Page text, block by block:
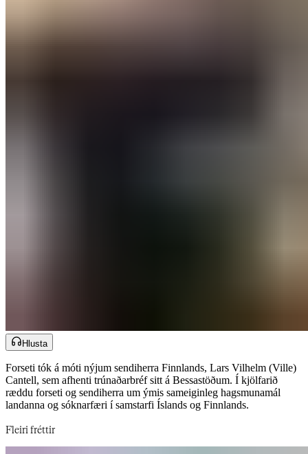
Hlusta
Forseti tók á móti nýjum sendiherra Finnlands, Lars Vilhelm (Ville)
Cantell, sem afhenti trúnaðarbréf sitt á Bessastöðum. Í kjölfarið
ræddu forseti og sendiherra um ýmis sameiginleg hagsmunamál
landanna og sóknarfæri í samstarfi Íslands og Finnlands.​​​​‌ ‍ ​‍​‍‌‍ ‌ ​‍‌‍‍‌‌‍‌ ‌‍‍‌‌‍ ‍​‍​‍​ ‍‍​‍​‍‌ ​ ‌‍​‌‌‍ ‍‌‍‍‌‌ ‌​‌ ‍‌​‍ ‍‌‍‍‌‌‍ ​‍​‍​‍ ​​‍​‍‌‍‍​‌ ​‍‌‍‌‌‌‍‌‍​‍​‍​ ‍‍​‍​‍‌‍‍​‌ ‌​‌ ‌​‌ ​​‌ ​ ​‍ ​‍ ‌‍‌‍‌‍ ‌ ​‍‌ ​ ‌‍‌‌‌ ‌​‌‍‍‌​‍ ‌‌‍‍‌‌ ​ ‌‍ ​‌‍​‌‌‍ ‍‌‍‌​‌ ​ ​‍ ‍‌ ‌‍‌‍‌‌‌ ​‍‌‍​ ‌‍‌‌‌‍ ​​‍ ‍‌‍​‌‌ ​​‌ ​​​‍ ‌ ​ ‌ ‌​‌ ‌‌‌‍‌​‌‍‍‌‌‍ ​‍ ‌‍‍‌‌‍ ‍‌ ‌​‌‍‌‌‌‍ ‍‌ ‌​​‍ ‌‍‌‌‌‍‌​‌‍‍‌‌ ‌​​‍ ‌‍ ‌‌‍ ‌‍‌​‌‍‌‌​ ‌‌ ​​‌ ​‍‌‍‌‌‌ ​ ‌‍‌‌‌‍ ‍‌ ‌​‌‍​‌‌ ‌​‌‍‍‌‌‍ ‌‍ ‍​ ‍ ‌‍‍‌‌‍‌​​ ‌‌ ​ ‌​‍‌‌​‌​‌‍‍​‌​​‌‌‍‌​‌‍​ ​ ‌‌‌‌‌​‌​​ ‌‌‍​‌‌​ ‌‌‌‌‌​‍‌​ ‌​‌​ ‌​ ​ ‌‌​ ‌‌‌​‌​‌ ‌ ‌ ‌​ ​​ ‍ ‌ ‌​‌ ‍‌‌ ​​‌‍‌‌​ ‌‌‍ ‍‌‍‌‌‌ ‌ ‌ ​ ​ ‍ ‌ ​​‌‍​‌‌ ‌​‌‍‍​​ ‌‌ ​​‌‍​‌‌‍‌ ‌‍‌‌‌​​‍‌ ‌‌‌‍‍‌‌‍ ​‌‍‌​‌‍‌‌‌ ​‍​‍‌‌​ ‌‌‌​​‍‌‌ ‌‍‍ ‌‍‌‌‌ ‍‌​‍‌‌​ ​ ‌​‌​​‍‌‌​ ​ ‌​‌​​‍‌‌​ ​‍​ ​‍‌ ​‍‌‍‍‌‌‍​ ‌‍‍​‌ ‌​‌‍‌‌‌ ‍​‌ ‌​​‍ ‌‌ ‌‍‌ ‌‍​ ​‌​ ​​‌ ‍‍‌‍‌‌‌ ​‌​ ‌ ‌ ​ ​‍‌‌​ ​‍​ ​‍​‍‌‌​ ‌‌‌​‌​​‍ ‍‌‍​ ‌‍ ‌‍ ‍‌ ‌​‌‍‌‌‌‍ ‍‌ ‌​​‍‌‌​ ‌‌‌​​‍‌‌ ‌‍‍ ‌‍‌‌‌ ‍‌​‍‌‌​ ​ ‌​‌​​‍‌‌​ ​ ‌​‌​​‍‌‌​ ​‍​ ​‍​ ‍‌​ ‍‌​ ‍‌​ ‌‌‌‍‌‌​ ‍​‌‍‌‌​ ‌‌‌‍​ ‌‍​ ​ ‍‌​ ​‌​‍‌‌​ ​‍​ ​‍​‍‌‌​ ‌‌‌​‌​​‍ ‍‌‍​ ‌‍‍​‌‍‍‌‌‍ ​‌‍‌​‌ ​‍‌‍‌‌‌‍ ‍​‍‌‌​ ‌‌‌​​‍‌‌ ‌‍‍ ‌‍‌‌‌ ‍‌​‍‌‌​ ​ ‌​‌​​‍‌‌​ ​ ‌​‌​​‍‌‌​ ​‍​ ​‍​ ‍‌​ ‍​​ ‍​​ ‍​‌‍​ ​ ‌‌‌‍‌‌‌‍​‌​ ‍​‌‍​‍​ ‌‍​ ​ ​‍‌‌​ ​‍​ ​‍​‍‌‌​ ‌‌‌​‌​​‍ ‍‌ ‌​‌‍‌‌‌ ‍​‌ ‌​​ ‌‍​‍‌‍​‌‌ ​ ‌‍‌‌‌‌‌‌‌ ​‍‌‍ ​​ ‌‌‍‍​‌ ‌​‌ ‌​‌ ​​‌ ​ ​‍‌‌​ ​‍‌​‌‍​‍‌‌​ ​‍‌​‌‍‌‍‌‍‌‍ ‌ ​‍‌ ​ ‌‍‌‌‌ ‌​‌‍‍‌​‍ ‌‌‍‍‌‌ ​ ‌‍ ​‌‍​‌‌‍ ‍‌‍‌​‌ ​ ​‍ ‍‌ ‌‍‌‍‌‌‌ ​‍‌‍​ ‌‍‌‌‌‍ ​​‍ ‍‌‍​‌‌ ​​‌ ​​​‍‌‌​ ​‍‌​‌‍‌ ​ ‌ ‌​‌ ‌‌‌‍‌​‌‍‍‌‌‍ ​‍‌‍‌‍‍‌‌‍‌​​ ‌‌ ​ ‌​‍‌‌​‌​‌‍‍​‌​​‌‌‍‌​‌‍​ ​ ‌‌‌‌‌​‌​​ ‌‌‍​‌‌​ ‌‌‌‌‌​‍‌​ ‌​‌​ ‌​ ​ ‌‌​ ‌‌‌​‌​‌ ‌ ‌ ‌​ ​​‍‌‍‌ ‌​‌ ‍‌‌ ​​‌‍‌‌​ ‌‌‍ ‍‌‍‌‌‌ ‌ ‌ ​ ​‍‌‍‌ ​​‌‍​‌‌ ‌​‌‍‍​​ ‌‌ ​​‌‍​‌‌‍‌ ‌‍‌‌‌​​‍‌ ‌‌‌‍‍‌‌‍ ​‌‍‌​‌‍‌‌‌ ​‍​‍‌‌​ ‌‌‌​​‍‌‌ ‌‍‍ ‌‍‌‌‌ ‍‌​‍‌‌​ ​ ‌​‌​​‍‌‌​ ​ ‌​‌​​‍‌‌​ ​‍​ ​‍‌ ​‍‌‍‍‌‌‍​ ‌‍‍​‌ ‌​‌‍‌‌‌ ‍​‌ ‌​​‍ ‌‌ ‌‍‌ ‌‍​ ​‌​ ​​‌ ‍‍‌‍‌‌‌ ​‌​ ‌ ‌ ​ ​‍‌‌​ ​‍​ ​‍​‍‌‌​ ‌‌‌​‌​​‍ ‍‌‍​ ‌‍ ‌‍ ‍‌ ‌​‌‍‌‌‌‍ ‍‌ ‌​​‍‌‌​ ‌‌‌​​‍‌‌ ‌‍‍ ‌‍‌‌‌ ‍‌​‍‌‌​ ​ ‌​‌​​‍‌‌​ ​ ‌​‌​​‍‌‌​ ​‍​ ​‍​ ‍‌​ ‍‌​ ‍‌​ ‌‌‌‍‌‌​ ‍​‌‍‌‌​ ‌‌‌‍​ ‌‍​ ​ ‍‌​ ​‌​‍‌‌​ ​‍​ ​‍​‍‌‌​ ‌‌‌​‌​​‍ ‍‌‍​ ‌‍‍​‌‍‍‌‌‍ ​‌‍‌​‌ ​‍‌‍‌‌‌‍ ‍​‍‌‌​ ‌‌‌​​‍‌‌ ‌‍‍ ‌‍‌‌‌ ‍‌​‍‌‌​ ​ ‌​‌​​‍‌‌​ ​ ‌​‌​​‍‌‌​ ​‍​ ​‍​ ‍‌​ ‍​​ ‍​​ ‍​‌‍​ ​ ‌‌‌‍‌‌‌‍​‌​ ‍​‌‍​‍​ ‌‍​ ​ ​‍‌‌​ ​‍​ ​‍​‍‌‌​ ‌‌‌​‌​​‍ ‍‌ ‌​‌‍‌‌‌ ‍​‌ ‌​​‍‌‍‌ ​​‌‍‌‌‌ ​‍‌ ​ ‌ ​​‌‍‌‌‌‍​ ‌ ‌​‌‍‍‌‌ ‌‍‌‍‌‌​ ‌‌ ​​‌ ‌‌‌‍​‍‌‍ ​‌‍‍‌‌ ​ ‌‍‍​‌‍‌‌‌‍‌​​‍​‍‌ ‌
Fleiri fréttir